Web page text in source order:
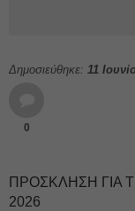
Δημοσιεύθηκε: 11
0
ΠΡΟΣΚΛΗΣΗ ΓΙΑ
2026